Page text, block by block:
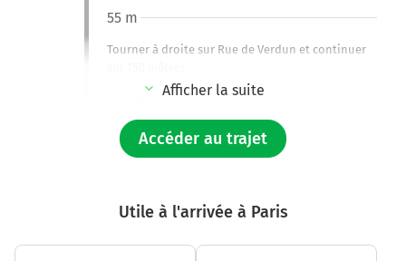
Tourner à droite sur Rue de Verdun et continuer
55 m
Continuer Rue de l'Ancienne Poste aux Chevaux
sur 230 mètres
Tourner à droite sur D933 (Rue de Lille) et
Afficher la suite
Accéder au trajet
Utile à l'arrivée à Paris